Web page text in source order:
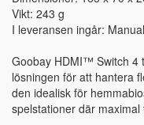
Vikt: 243 g
I leveransen ingår:
Goobay HDMI™ Switch 4
lösningen för att hantera
den idealisk för
spelstationer där